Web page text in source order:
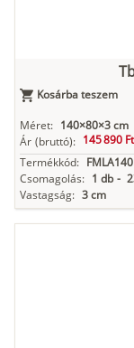
Kosárba teszem
Méret: 140×80×3 cm
Ár (bruttó): 145 890
Termékkód: FMLA140
Csomagolás: 1 db -
Vastagság: 3 cm